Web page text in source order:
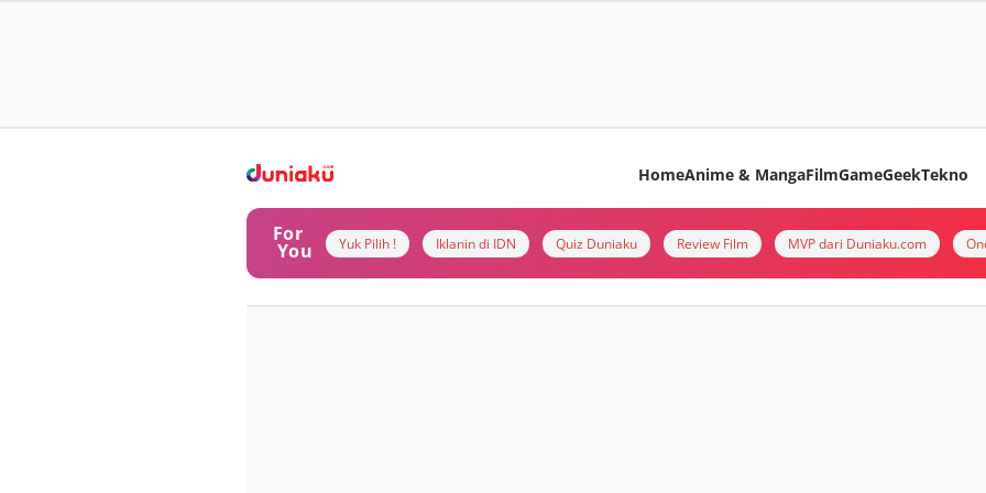
HomeAnime & MangaFilmGameGeekTekno
For
You Yuk Pilih ! Iklanin di IDN Quiz Duniaku Review Film MVP dari Duniaku.com